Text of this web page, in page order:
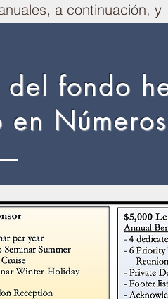
fondo
en Números
a continuación, y